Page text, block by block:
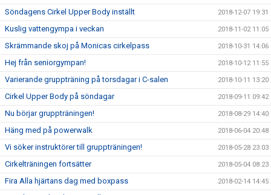
Söndagens Cirkel Upper Body inställt 2018-12-07 19:31
Kuslig vattengympa i veckan 2018-11-02 11:05
Skrämmande skoj på Monicas cirkelpass 2018-10-31 14:06
Hej från seniorgympan! 2018-10-12 11:55
Varierande gruppträning på torsdagar i C-salen 2018-10-11 13:20
Cirkel Upper Body på söndagar 2018-09-11 09:42
Nu börjar gruppträningen! 2018-08-29 14:40
Häng med på powerwalk 2018-06-04 20:48
Vi söker instruktörer till gruppträningen! 2018-05-28 23:03
Cirkelträningen fortsätter 2018-05-04 08:23
Fira Alla hjärtans dag med boxpass 2018-02-14 14:45